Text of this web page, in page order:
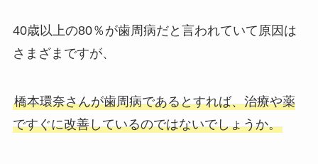
40歳以上の80％が歯周病だと言われていて原因は
さまざまですが、
橋本環奈さんが歯周病であるとすれば、治療や薬
ですぐに改善しているのではないでしょうか。